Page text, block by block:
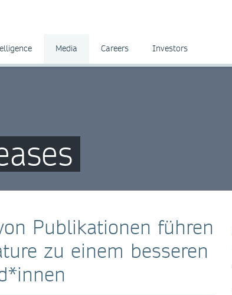
Media Careers Investors
Publikationen führen
zu einem besseren